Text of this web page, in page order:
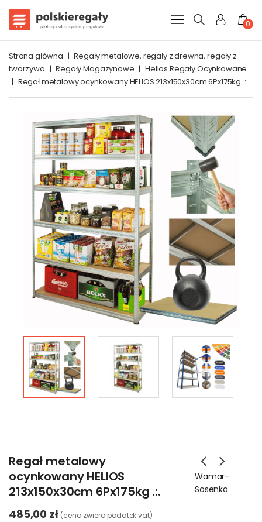
0
Strona główna | Regały metalowe, regały z drewna, regały z
tworzywa | Regały Magazynowe | Helios Regały Ocynkowane
| Regał metalowy ocynkowany HELIOS 213x150x30cm 6Px175kg .:.
Regał metalowy
ocynkowany HELIOS
213x150x30cm 6Px175kg .:.
Wamar-
Sosenka
485,00 zł (cena zwiera podatek vat)